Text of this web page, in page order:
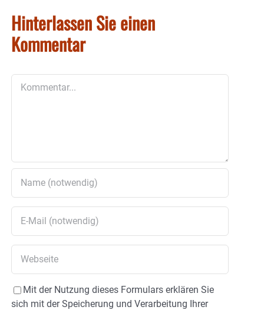
Hinterlassen Sie einen
Kommentar
Mit der Nutzung dieses Formulars erklären Sie
sich mit der Speicherung und Verarbeitung Ihrer